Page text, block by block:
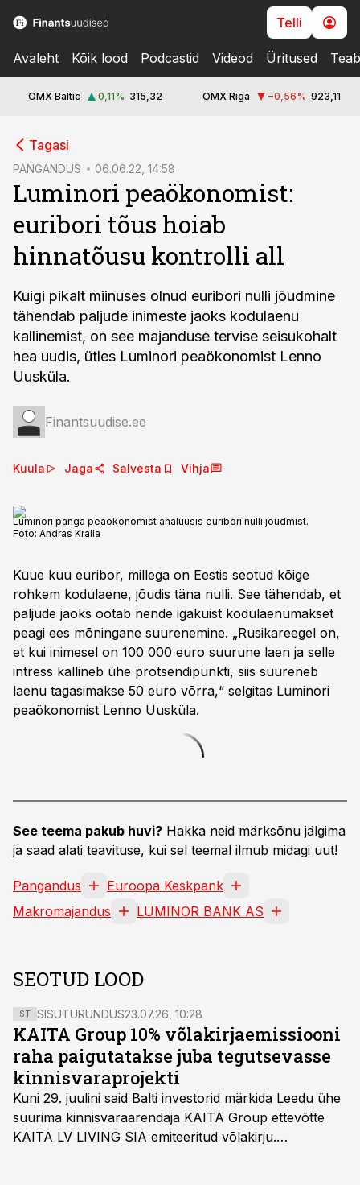
Telli
Avaleht Kõik lood Podcastid Videod Üritused
OMX Baltic 0,11% 315,32 OMX Riga −0,56% 923,11
Tagasi
PANGANDUS 06.06.22, 14:58
Luminori peaökonomist:
euribori tõus hoiab
hinnatõusu kontrolli all
Kuigi pikalt miinuses olnud euribori nulli jõudmine
tähendab paljude inimeste jaoks kodulaenu
kallinemist, on see majanduse tervise seisukohalt
hea uudis, ütles Luminori peaökonomist Lenno
Uusküla.
Finantsuudise.ee
Kuula Jaga Salvesta Vihja
Luminori panga peaökonomist analüüsis euribori nulli jõudmist.
Foto: Andras Kralla
Kuue kuu euribor, millega on Eestis seotud kõige
rohkem kodulaene, jõudis täna nulli. See tähendab, et
paljude jaoks ootab nende igakuist kodulaenumakset
peagi ees mõningane suurenemine. „Rusikareegel on,
et kui inimesel on 100 000 euro suurune laen ja selle
intress kallineb ühe protsendipunkti, siis suureneb
laenu tagasimakse 50 euro võrra,“ selgitas Luminori
peaökonomist Lenno Uusküla.
See teema pakub huvi? Hakka neid märksõnu jälgima
ja saad alati teavituse, kui sel teemal ilmub midagi uut!
Pangandus
Euroopa Keskpank
Makromajandus
LUMINOR BANK AS
SEOTUD LOOD
ST SISUTURUNDUS23.07.26, 10:28
KAITA Group 10% võlakirjaemissiooni
raha paigutatakse juba tegutsevasse
kinnisvaraprojekti
Kuni 29. juulini said Balti investorid märkida Leedu ühe
suurima kinnisvaraarendaja KAITA Group ettevõtte
KAITA LV LIVING SIA emiteeritud võlakirju.